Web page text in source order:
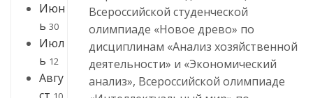
Июн
ь 30
Июл
ь 12
Авгу
Всероссийской студенческой
олимпиаде «Новое древо» по
дисциплинам «Анализ хозяйственной
деятельности» и «Экономический
анализ», Всероссийской олимпиаде